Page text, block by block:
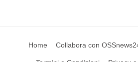
Home Collabora con